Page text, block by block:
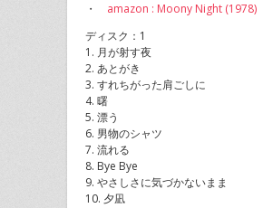
・ amazon : Moony Night (1978)
ディスク：1
1. 月が射す夜
2. あとがき
3. すれちがった肩ごしに
4. 曙
5. 漂う
6. 男物のシャツ
7. 流れる
8. Bye Bye
9. やさしさに気づかないまま
10. 夕凪